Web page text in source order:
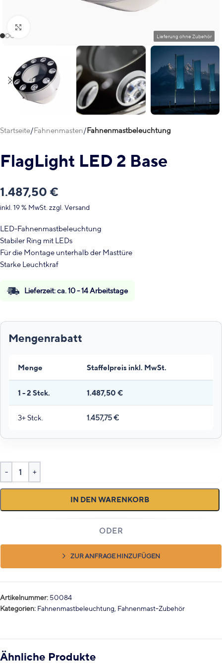
Startseite Fahnenmasten Fahnenmastbeleuchtung
FlagLight LED 2 Base
1.487,50 €
inkl. 19 % MwSt. zzgl. Versand
LED-Fahnenmastbeleuchtung
Stabiler Ring mit LEDs
Für die Montage unterhalb der Masttüre
Starke Leuchtkraf
Lieferzeit:ca. 10 - 14 Arbeitstage
Menge Staffelpreis inkl. MwSt.
1 - 2 Stck. 1.487,50 €
3+ Stck. 1.457,75€
IN DEN WARENKORB
ZUR ANFRAGE HINZUFÜGEN
Artikelnummer: 50084
Kategorien: Fahnenmastbeleuchtung Fahnenmast-Zubehör
Ähnliche Produkte